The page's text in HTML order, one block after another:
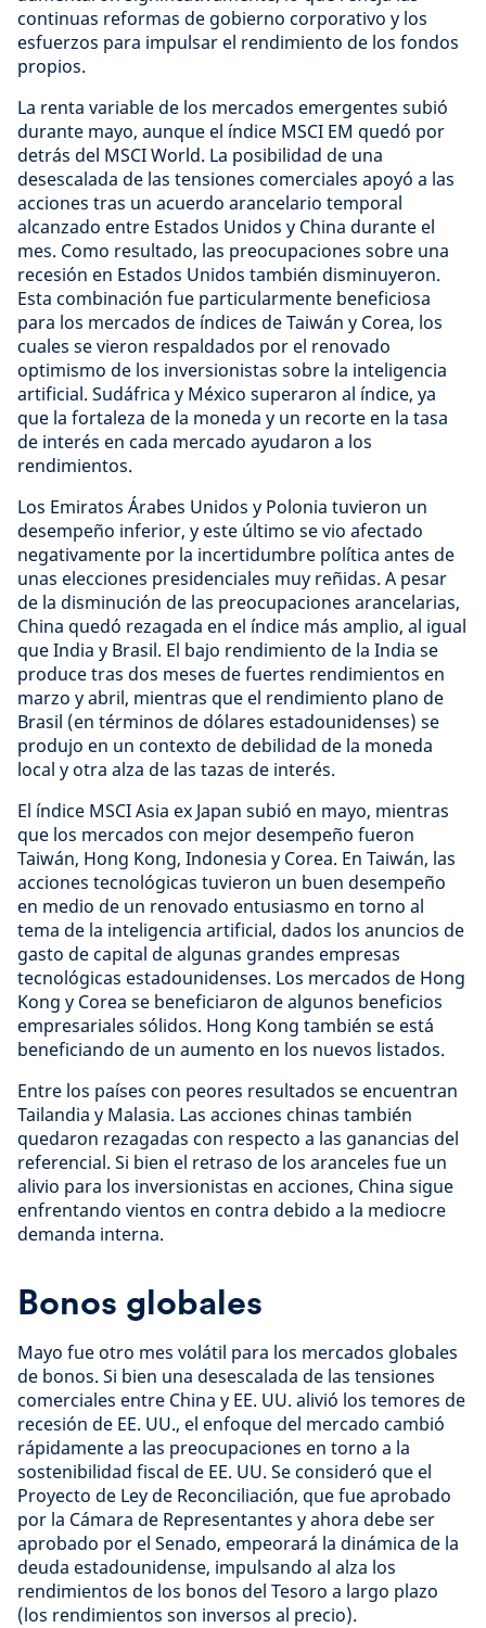
continuas reformas de gobierno corporativo y los
esfuerzos para impulsar el rendimiento de los fondos
propios.
La renta variable de los mercados emergentes subió
durante mayo, aunque el índice MSCI EM quedó por
detrás del MSCI World. La posibilidad de una
desescalada de las tensiones comerciales apoyó a las
acciones tras un acuerdo arancelario temporal
alcanzado entre Estados Unidos y China durante el
mes. Como resultado, las preocupaciones sobre una
recesión en Estados Unidos también disminuyeron.
Esta combinación fue particularmente beneficiosa
para los mercados de índices de Taiwán y Corea, los
cuales se vieron respaldados por el renovado
optimismo de los inversionistas sobre la inteligencia
artificial. Sudáfrica y México superaron al índice, ya
que la fortaleza de la moneda y un recorte en la tasa
de interés en cada mercado ayudaron a los
rendimientos.
Los Emiratos Árabes Unidos y Polonia tuvieron un
desempeño inferior, y este último se vio afectado
negativamente por la incertidumbre política antes de
unas elecciones presidenciales muy reñidas. A pesar
de la disminución de las preocupaciones arancelarias,
China quedó rezagada en el índice más amplio, al igual
que India y Brasil. El bajo rendimiento de la India se
produce tras dos meses de fuertes rendimientos en
marzo y abril, mientras que el rendimiento plano de
Brasil (en términos de dólares estadounidenses) se
produjo en un contexto de debilidad de la moneda
local y otra alza de las tazas de interés.
El índice MSCI Asia ex Japan subió en mayo, mientras
que los mercados con mejor desempeño fueron
Taiwán, Hong Kong, Indonesia y Corea. En Taiwán, las
acciones tecnológicas tuvieron un buen desempeño
en medio de un renovado entusiasmo en torno al
tema de la inteligencia artificial, dados los anuncios de
gasto de capital de algunas grandes empresas
tecnológicas estadounidenses. Los mercados de Hong
Kong y Corea se beneficiaron de algunos beneficios
empresariales sólidos. Hong Kong también se está
beneficiando de un aumento en los nuevos listados.
Entre los países con peores resultados se encuentran
Tailandia y Malasia. Las acciones chinas también
quedaron rezagadas con respecto a las ganancias del
referencial. Si bien el retraso de los aranceles fue un
alivio para los inversionistas en acciones, China sigue
enfrentando vientos en contra debido a la mediocre
demanda interna.
Bonos globales
Mayo fue otro mes volátil para los mercados globales
de bonos. Si bien una desescalada de las tensiones
comerciales entre China y EE. UU. alivió los temores de
recesión de EE. UU., el enfoque del mercado cambió
rápidamente a las preocupaciones en torno a la
sostenibilidad fiscal de EE. UU. Se consideró que el
Proyecto de Ley de Reconciliación, que fue aprobado
por la Cámara de Representantes y ahora debe ser
aprobado por el Senado, empeorará la dinámica de la
deuda estadounidense, impulsando al alza los
rendimientos de los bonos del Tesoro a largo plazo
(los rendimientos son inversos al precio).